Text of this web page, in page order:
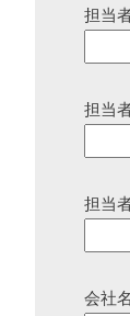
担当
担当
担当
会社名